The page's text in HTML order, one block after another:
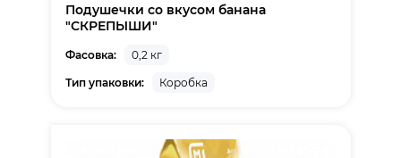
Подушечки со вкуcом банана
"СКРЕПЫШИ"
Фасовка:
0,2 кг
Тип упаковки:
Коробка